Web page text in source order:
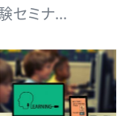
セミナ...